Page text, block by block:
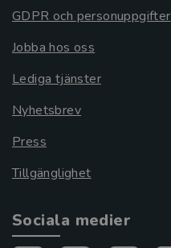
GDPR och personuppgifter
Jobba hos oss
Lediga tjänster
Nyhetsbrev
Press
Tillgänglighet
Sociala medier